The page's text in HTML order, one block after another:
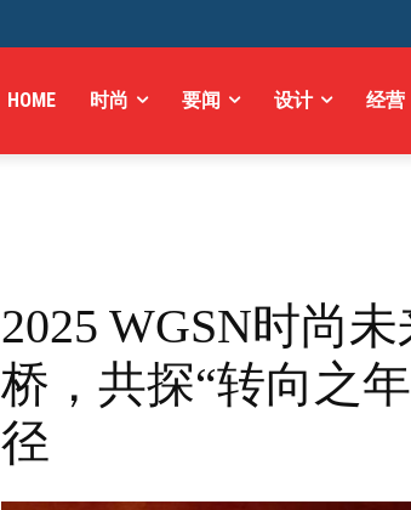
HOME 时尚 要闻 设计 经营
2025 WGSN时尚
桥，共探“转向之
径